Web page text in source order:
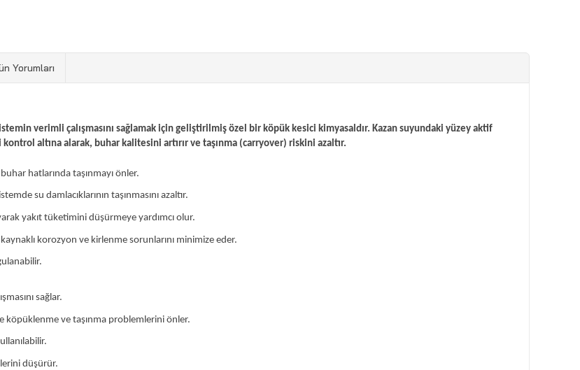
Yorumları
verimli çalışmasını sağlamak için geliştirilmiş özel bir köpük kesici kimyasaldır. Kazan suyundaki yüzey aktif
altına alarak, buhar kalitesini artırır ve taşınma (carryover) riskini azaltır.
hatlarında taşınmayı önler.
su damlacıklarının taşınmasını azaltır.
yakıt tüketimini düşürmeye yardımcı olur.
korozyon ve kirlenme sorunlarını minimize eder.
sağlar.
köpüklenme ve taşınma problemlerini önler.
düşürür.